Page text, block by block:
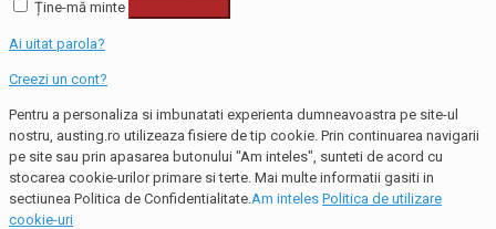
Ține-mă minte
Ai uitat parola?
Creezi un cont?
Pentru a personaliza si imbunatati experienta dumneavoastra pe site-ul
nostru, austing.ro utilizeaza fisiere de tip cookie. Prin continuarea navigarii
pe site sau prin apasarea butonului "Am inteles", sunteti de acord cu
stocarea cookie-urilor primare si terte. Mai multe informatii gasiti in
sectiunea Politica de Confidentialitate. Am inteles Politica de utilizare
cookie-uri